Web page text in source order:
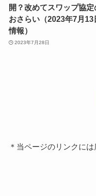
開？改めてスワップ協定
おさらい（2023年7月13
情報）
2023年7月28日
＊当ページのリンクに